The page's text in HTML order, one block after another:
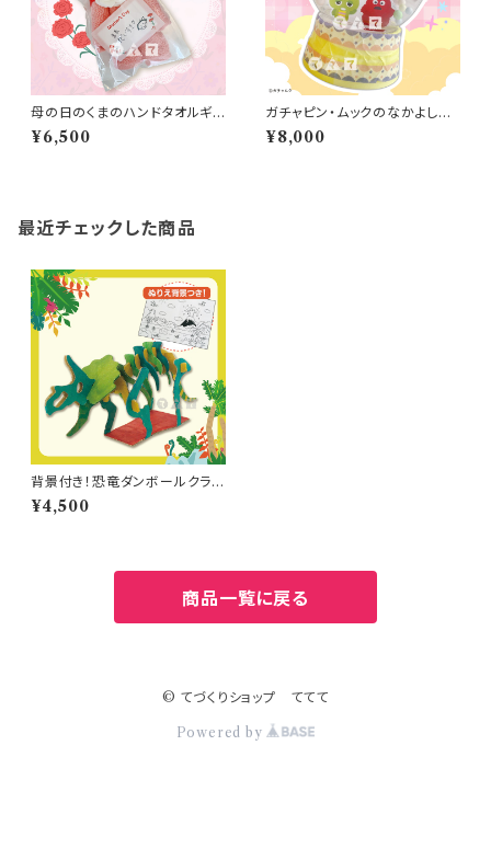
母の日のくまのハンドタオルギフ
ト（10人分）
¥6,500
ガチャピン・ムックのなかよしド
ーム
¥8,000
最近チェックした商品
背景付き！恐竜ダンボールクラフ
ト【トリケラトプス】（10人分）
¥4,500
商品一覧に戻る
© てづくりショップ ててて
Powered by